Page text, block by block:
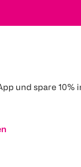
und spare 10%